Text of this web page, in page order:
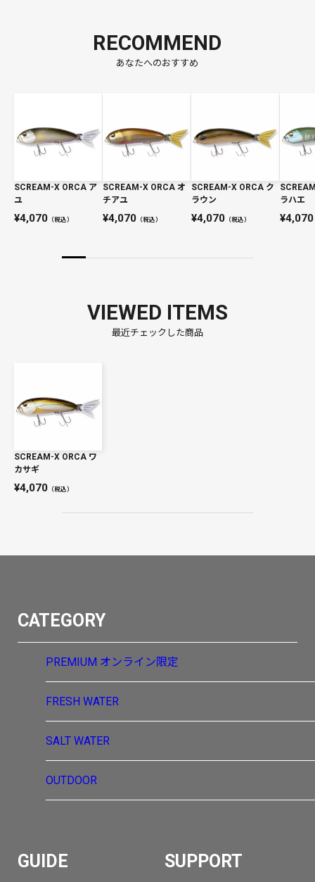
RECOMMEND
あなたへのおすすめ
SCREAM-X ORCA ア
ユ
4,070 （税込）
SCREAM-X ORCA オ
チアユ
4,070（税込）
SCREAM-X ORCA ク
ラウン
4,070（税込）
ラハエ
4,070
VIEWED ITEMS
最近チェックした商品
SCREAM-X ORCA ワ
カサギ
4,070 （税込）
CATEGORY
PREMIUM オンライン限定
FRESH WATER
SALT WATER
OUTDOOR
GUIDE SUPPORT